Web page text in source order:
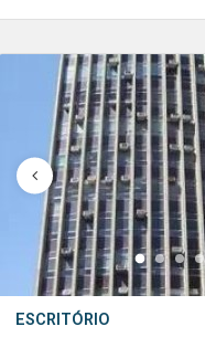
1 2 3 4
ESCRITÓRIO